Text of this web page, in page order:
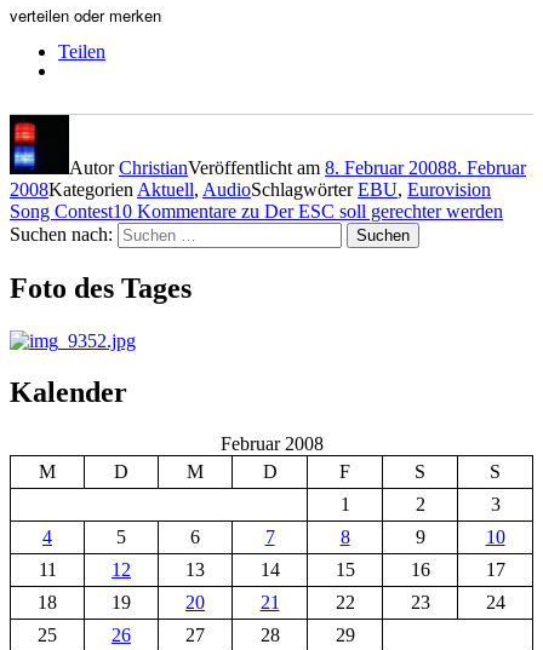
verteilen oder merken
Teilen
AutorChristianVeröffentlicht am 8. Februar 20088. Februar
2008Kategorien Aktuell, AudioSchlagwörterEBU, Eurovision
Song Contest10 Kommentare zu Der ESC soll gerechter werden
Suchen nach:
Suchen
Foto des Tages
Kalender
Februar 2008
M
D M D F S
S
1
2
3
4
5 6 7 8 9
10
11
12 13 14 15 16
17
18
19 20 21 22 23
24
25
26 27 28
29